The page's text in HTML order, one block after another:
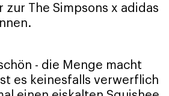
zur The Simpsons x adidas
- die Menge macht
es keinesfalls verwerflich